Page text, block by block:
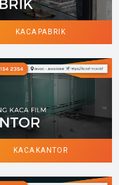
KACA PABRIK
KACA KANTOR